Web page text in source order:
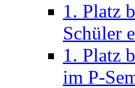
1. Platz
Schüler
1. Platz
im P-